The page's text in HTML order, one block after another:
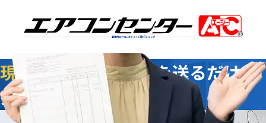
業務用エアコンオンラインNo.1ショップ
現地調査不要 ！写真を送るだけで
スムーズにお見積り
写真でスムーズお見積り3つのメリット